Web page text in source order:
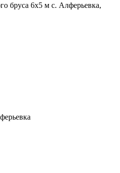
бруса 6х5 м с. Алферьевка,